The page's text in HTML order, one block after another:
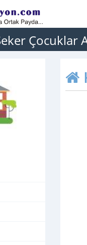
Çocuklar